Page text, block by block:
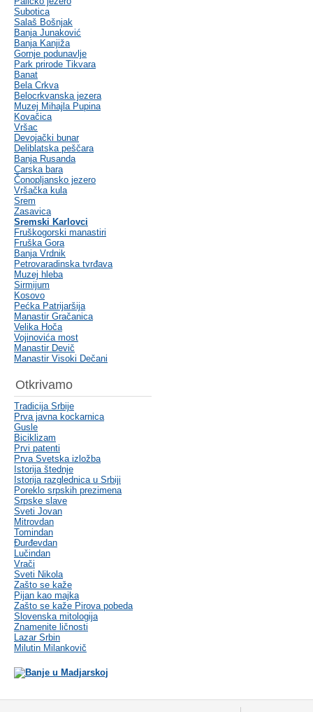
Subotica
Salaš Bošnjak
Banja Junaković
Banja Kanjiža
Gornje podunavlje
Park prirode Tikvara
Banat
Bela Crkva
Belocrkvanska jezera
Muzej Mihajla Pupina
Kovačica
Vršac
Devojački bunar
Deliblatska peščara
Banja Rusanda
Carska bara
Čonopljansko jezero
Vršačka kula
Srem
Zasavica
Sremski Karlovci
Fruškogorski manastiri
Fruška Gora
Banja Vrdnik
Petrovaradinska tvrđava
Muzej hleba
Sirmijum
Kosovo
Pećka Patrijaršija
Manastir Gračanica
Velika Hoča
Vojinovića most
Manastir Devič
Manastir Visoki Dečani
Otkrivamo
Tradicija Srbije
Prva javna kockarnica
Gusle
Biciklizam
Prvi patenti
Prva Svetska izložba
Istorija štednje
Istorija razglednica u Srbiji
Poreklo srpskih prezimena
Srpske slave
Sveti Jovan
Mitrovdan
Tomindan
Đurđevdan
Lučindan
Vrači
Sveti Nikola
Zašto se kaže
Pijan kao majka
Zašto se kaže Pirova pobeda
Slovenska mitologija
Znamenite ličnosti
Lazar Srbin
Milutin Milankovič